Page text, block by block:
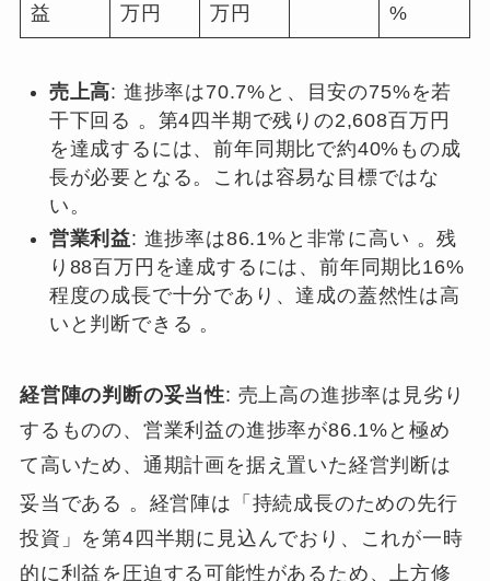
益
万円
万円
%
売上高: 進捗率は70.7%と、目安の75%を若
干下回る 。第4四半期で残りの2,608百万円
を達成するには、前年同期比で約40%もの成
長が必要となる。これは容易な目標ではな
い。
営業利益: 進捗率は86.1%と非常に高い 。残
り88百万円を達成するには、前年同期比16%
程度の成長で十分であり、達成の蓋然性は高
いと判断できる 。
経営陣の判断の妥当性: 売上高の進捗率は見劣り
するものの、営業利益の進捗率が86.1%と極め
て高いため、通期計画を据え置いた経営判断は
妥当である 。経営陣は「持続成長のための先行
投資」を第4四半期に見込んでおり、これが一時
的に利益を圧迫する可能性があるため、上方修